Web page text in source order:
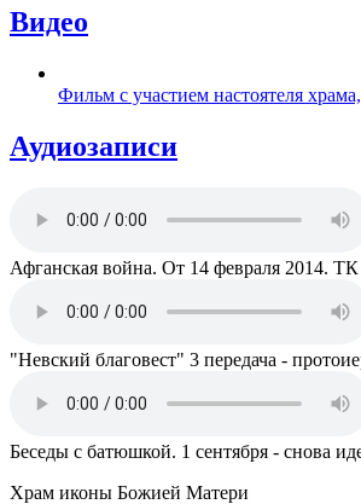
Видео
Фильм с участием настоятеля
Аудиозаписи
Афганская война. От 14 февраля 2014.
"Невский благовест" 3 передача -
Беседы с батюшкой. 1 сентября - снова
Храм иконы Божией Матери